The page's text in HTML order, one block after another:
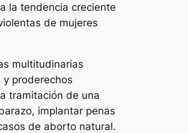
la tendencia creciente
de mujeres
multitudinarias
proderechos
tramitación de una
implantar penas
de aborto natural.